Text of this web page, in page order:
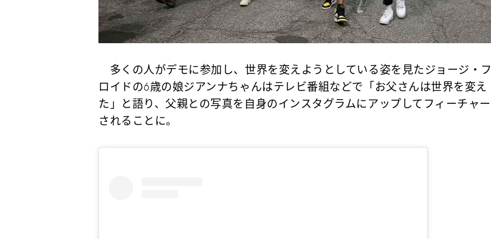
多くの人がデモに参加し、世界を変えようとしている姿を見たジョージ・フ
ロイドの6歳の娘ジアンナちゃんはテレビ番組などで「お父さんは世界を変え
た」と語り、父親との写真を自身のインスタグラムにアップしてフィーチャー
されることに。